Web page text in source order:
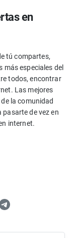
en
tú compartes,
especiales del
todos, encontrar
Las mejores
la comunidad
de vez en
internet.